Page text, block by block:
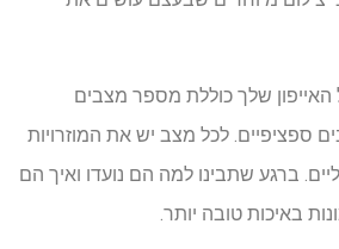
שלך כוללת מספר מצבים
ספציפיים. לכל מצב יש את המוזרויות
ברגע שתבינו למה הם נועדו ואיך הם
באיכות טובה יותר.